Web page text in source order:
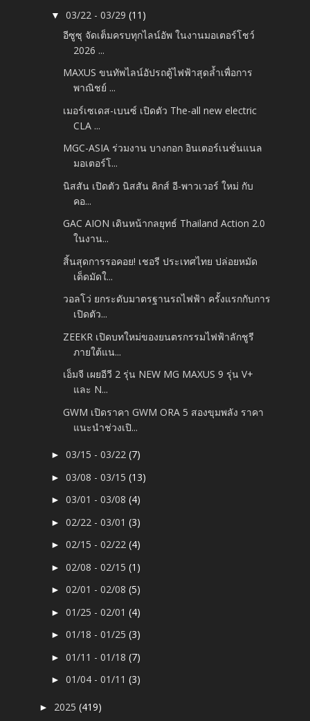
▼03/22 - 03/29(11)
อีซูซุ จัดเต็มครบทุกไลน์อัพ ในงานมอเตอร์โชว์
2026 ...
MAXUS ขนทัพไลน์อัปรถตู้ไฟฟ้าสุดล้ำเพื่อการ
พาณิชย์ ...
เมอร์เซเดส-เบนซ์ เปิดตัว The-all new electric
CLA ...
MGC-ASIA ร่วมงาน บางกอก อินเตอร์เนชั่นแนล
มอเตอร์โ...
นิสสัน เปิดตัว นิสสัน คิกส์ อี-พาวเวอร์ ใหม่ กับ
คอ...
GAC AION เดินหน้ากลยุทธ์ Thailand Action 2.0
ในงาน...
สิ้นสุดการรอคอย! เชอรี ประเทศไทย ปล่อยหมัด
เด็ดมัดใ...
วอลโว่ ยกระดับมาตรฐานรถไฟฟ้า ครั้งแรกกับการ
เปิดตัว...
ZEEKR เปิดบทใหม่ของยนตรกรรมไฟฟ้าลักชูรี
ภายใต้แน...
เอ็มจี เผยอีวี 2 รุ่น NEW MG MAXUS 9 รุ่น V+
และ N...
GWM เปิดราคา GWM ORA 5 สองขุมพลัง ราคา
แนะนำช่วงเปิ...
►03/15 - 03/22(7)
►03/08 - 03/15(13)
►03/01 - 03/08(4)
►02/22 - 03/01(3)
►02/15 - 02/22(4)
►02/08 - 02/15(1)
►02/01 - 02/08(5)
►01/25 - 02/01(4)
►01/18 - 01/25(3)
►01/11 - 01/18(7)
►01/04 - 01/11(3)
► 2025(419)